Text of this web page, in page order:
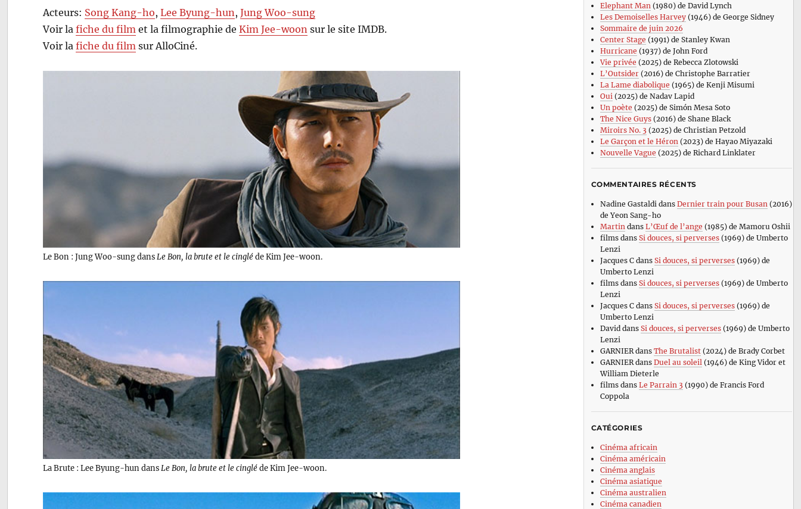
Acteurs: Song Kang-ho,Lee Byung-hun ,Jung Woo-sung
Voir lafiche du film et la filmographie deKim Jee-woon sur le site IMDB.
Voir lafiche du film sur AlloCiné.
Le Bon : Jung Woo-sung dans Le Bon, la brute et le cingléde Kim Jee-woon.
La Brute : Lee Byung-hun dans Le Bon, la brute et le cingléde Kim Jee-woon.
Elephant Man(1980) de David Lynch
Les Demoiselles Harvey(1946) de George Sidney
Sommaire de juin 2026
Center Stage (1991) de Stanley Kwan
Hurricane (1937) de John Ford
Vie privée (2025) de Rebecca Zlotowski
L’Outsider(2016) de Christophe Barratier
La Lame diabolique (1965) de Kenji Misumi
Oui(2025) de Nadav Lapid
Un poète (2025) de Simón Mesa Soto
The Nice Guys(2016) de Shane Black
Miroirs No. 3 (2025) de Christian Petzold
Le Garçon et le Héron(2023) de Hayao Miyazaki
Nouvelle Vague (2025) de Richard Linklater
COMMENTAIRES RÉCENTS
Nadine Gastaldi dans Dernier train pour Busan (2016)
de Yeon Sang-ho
Martin dans L’Œuf de l’ange (1985) de Mamoru Oshii
filmsdans Si douces, si perverses(1969) de Umberto
Lenzi
Jacques Cdans Si douces, si perverses(1969) de
Umberto Lenzi
filmsdans Si douces, si perverses(1969) de Umberto
Lenzi
Jacques Cdans Si douces, si perverses(1969) de
Umberto Lenzi
David dans Si douces, si perverses(1969) de Umberto
Lenzi
GARNIERdans The Brutalist(2024) de Brady Corbet
GARNIERdans Duel au soleil (1946) de King Vidor et
William Dieterle
filmsdans Le Parrain 3 (1990) de Francis Ford
Coppola
CATÉGORIES
Cinéma africain
Cinéma américain
Cinéma anglais
Cinéma asiatique
Cinéma australien
Cinéma canadien